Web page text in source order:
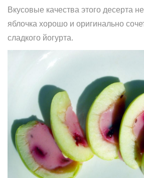
Вкусовые качества этого десерта
яблочка хорошо и оригинально
сладкого йогурта.